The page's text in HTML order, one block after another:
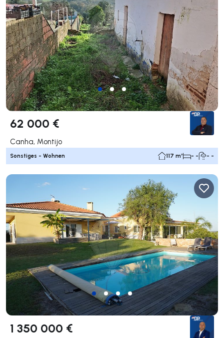
62 000 €
Canha, Montijo
Sonstiges - Wohnen 117 m² - - - -
1 350 000 €